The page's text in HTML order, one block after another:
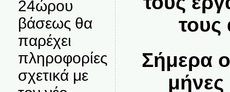
24ώρου
βάσεως θα
παρέχει
πληροφορίες
σχετικά με
τους
Σήμερα